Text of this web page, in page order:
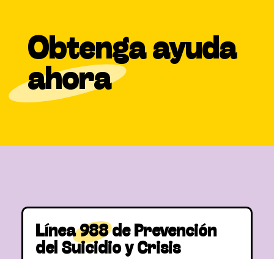
Obtenga ayuda
ahora
Línea988de Prevención
del Suicidio y Crisis